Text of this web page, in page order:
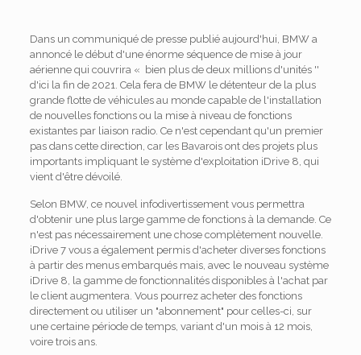
Dans un communiqué de presse publié aujourd'hui, BMW a
annoncé le début d'une énorme séquence de mise à jour
aérienne qui couvrira « bien plus de deux millions d'unités ''
d'ici la fin de 2021. Cela fera de BMW le détenteur de la plus
grande flotte de véhicules au monde capable de l'installation
de nouvelles fonctions ou la mise à niveau de fonctions
existantes par liaison radio. Ce n'est cependant qu'un premier
pas dans cette direction, car les Bavarois ont des projets plus
importants impliquant le système d'exploitation iDrive 8, qui
vient d'être dévoilé.
Selon BMW, ce nouvel infodivertissement vous permettra
d'obtenir une plus large gamme de fonctions à la demande. Ce
n'est pas nécessairement une chose complètement nouvelle.
iDrive 7 vous a également permis d'acheter diverses fonctions
à partir des menus embarqués mais, avec le nouveau système
iDrive 8, la gamme de fonctionnalités disponibles à l'achat par
le client augmentera. Vous pourrez acheter des fonctions
directement ou utiliser un "abonnement" pour celles-ci, sur
une certaine période de temps, variant d'un mois à 12 mois,
voire trois ans.